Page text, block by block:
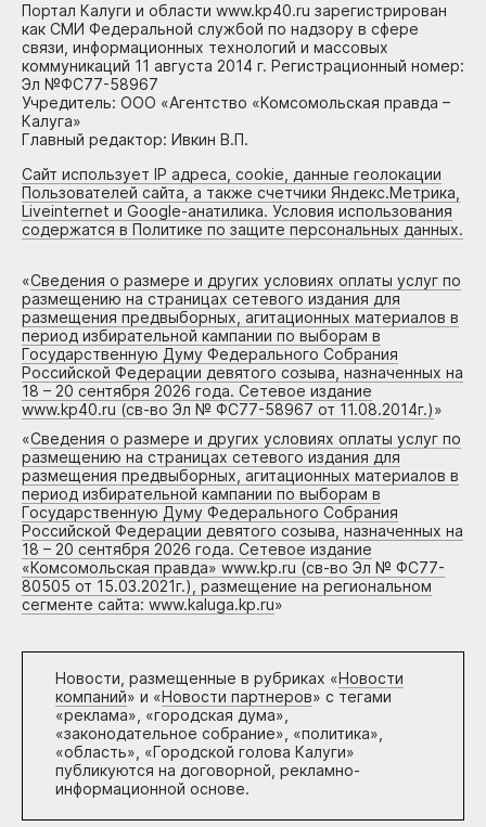
Портал Калуги и области www.kp40.ru зарегистрирован
как СМИ Федеральной службой по надзору в сфере
связи, информационных технологий и массовых
коммуникаций 11 августа 2014 г. Регистрационный номер:
Эл №ФС77-58967
Учредитель: ООО «Агентство «Комсомольская правда –
Калуга»
Главный редактор: Ивкин В.П.
Сайт использует IP адреса, cookie, данные геолокации
Пользователей сайта, а также счетчики Яндекс.Метрика,
Liveinternet и Google-анатилика. Условия использования
содержатся в Политике по защите персональных данных.
«Сведения о размере и других условиях оплаты услуг по
размещению на страницах сетевого издания для
размещения предвыборных, агитационных материалов в
период избирательной кампании по выборам в
Государственную Думу Федерального Собрания
Российской Федерации девятого созыва, назначенных на
18 – 20 сентября 2026 года. Сетевое издание
www.kp40.ru (св-во Эл № ФС77-58967 от 11.08.2014г.)»
«Сведения о размере и других условиях оплаты услуг по
размещению на страницах сетевого издания для
размещения предвыборных, агитационных материалов в
период избирательной кампании по выборам в
Государственную Думу Федерального Собрания
Российской Федерации девятого созыва, назначенных на
18 – 20 сентября 2026 года. Сетевое издание
«Комсомольская правда» www.kp.ru (св-во Эл № ФС77-
80505 от 15.03.2021г.), размещение на региональном
сегменте сайта: www.kaluga.kp.ru»
Новости, размещенные в рубриках «Новости
компаний» и «Новости партнеров» с тегами
«реклама», «городская дума»,
«законодательное собрание», «политика»,
«область», «Городской голова Калуги»
публикуются на договорной, рекламно-
информационной основе.